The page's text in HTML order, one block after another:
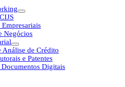
Negócios
Análise de Crédito
e Patentes
Documentos Digitais